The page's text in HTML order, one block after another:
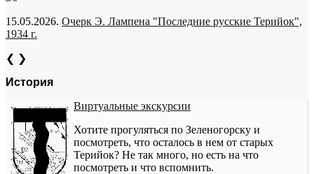
15.05.2026. Очерк Э. Лампена "Последние русские Терийок",
1934 г.
❮ ❯
История
Виртуальные экскурсии
Хотите прогуляться по Зеленогорску и
посмотреть, что осталось в нем от старых
Терийок? Не так много, но есть на что
посмотреть и что вспомнить.